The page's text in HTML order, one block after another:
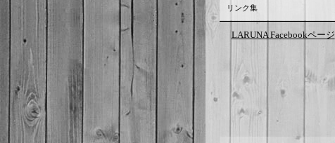
リンク集
LARUNA Facebookページ